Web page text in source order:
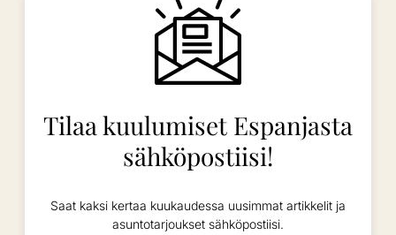
Tilaa kuulumiset Espanjasta
sähköpostiisi!
Saat kaksi kertaa kuukaudessa uusimmat artikkelit ja
asuntotarjoukset sähköpostiisi.